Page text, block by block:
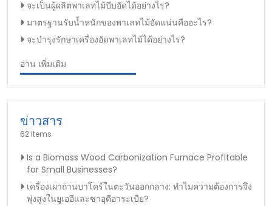
จะเป็นผู้ผลิตพาเลทไม้บีบอัดได้อย่างไร?
มาตรฐานรับน้ำหนักของพาเลทไม้อัดแน่นคืออะไร?
จะบำรุงรักษาเครื่องอัดพาเลทไม้ได้อย่างไร?
อ่าน เพิ่มเติม
ข่าวสาร
62 Items
Is a Biomass Wood Carbonization Furnace Profitable
for Small Businesses?
เครื่องเผาถ่านบาโคร์ในตะวันออกกลาง: ทำไมความต้องการจึง
พุ่งสูงในยูเออีและซาอุดีอาระเบีย?